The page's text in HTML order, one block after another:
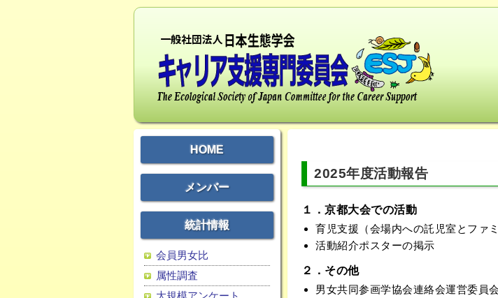
HOME
メンバー
統計情報
会員男女比
属性調査
大規模アンケート
2025年度活動報告
１．京都大会での活動
育児支援（会場内への託児室とファ
活動紹介ポスターの掲示
２．その他
男女共同参画学協会連絡会運営委員